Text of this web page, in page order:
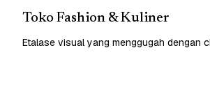
Toko Fashion & Kuliner
Etalase visual yang menggugah dengan